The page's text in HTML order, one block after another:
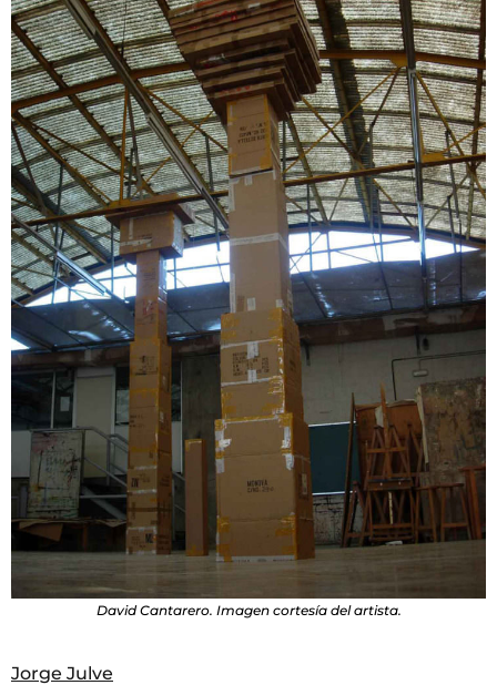
David Cantarero. Imagen cortesía del artista.
Jorge Julve